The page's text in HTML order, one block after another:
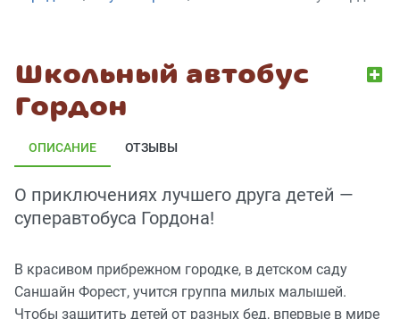
Школьный автобус
Гордон
ОПИСАНИЕ ОТЗЫВЫ
О приключениях лучшего друга детей —
суперавтобуса Гордона!
В красивом прибрежном городке, в детском саду
Саншайн Форест, учится группа милых малышей.
Чтобы защитить детей от разных бед, впервые в мире